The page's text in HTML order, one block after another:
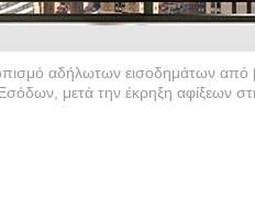
αδήλωτων εισοδημάτων από
μετά την έκρηξη αφίξεων